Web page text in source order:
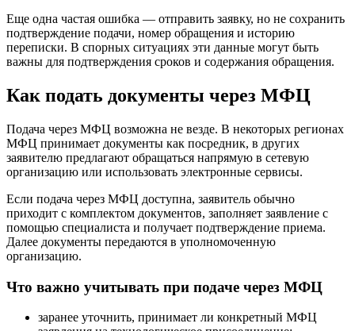
Еще одна частая ошибка — отправить заявку, но не сохранить
подтверждение подачи, номер обращения и историю
переписки. В спорных ситуациях эти данные могут быть
важны для подтверждения сроков и содержания обращения.
Как подать документы через МФЦ
Подача через МФЦ возможна не везде. В некоторых регионах
МФЦ принимает документы как посредник, в других
заявителю предлагают обращаться напрямую в сетевую
организацию или использовать электронные сервисы.
Если подача через МФЦ доступна, заявитель обычно
приходит с комплектом документов, заполняет заявление с
помощью специалиста и получает подтверждение приема.
Далее документы передаются в уполномоченную
организацию.
Что важно учитывать при подаче через МФЦ
заранее уточнить, принимает ли конкретный МФЦ